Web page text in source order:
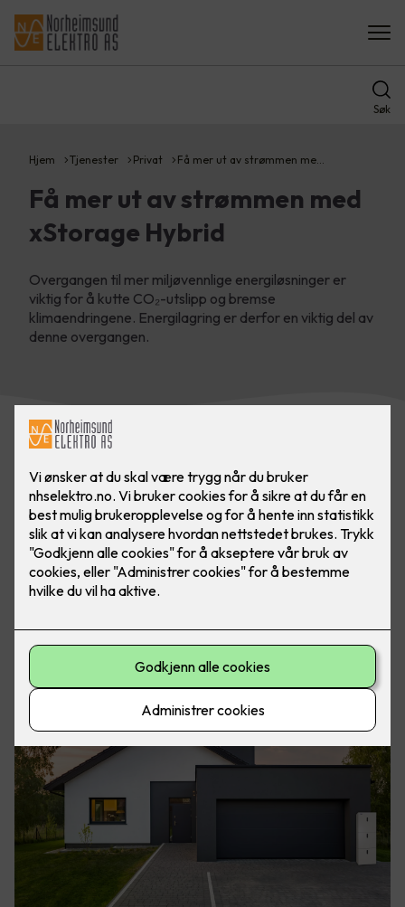
Søk
Hjem Tjenester Privat Få mer ut av strømmen me…
Få mer ut av strømmen med
xStorage Hybrid
Overgangen til mer miljøvennlige energiløsninger er
viktig for å kutte CO₂-utslipp og bremse
klimaendringene. Energilagring er derfor en viktig del av
denne overgangen.
Smart energilagring
Ikke bare blir det lettere å bruke fornybar energi, men det gir
deg også lavere strømregninger. Med lav krone og dyrtid er
det enda viktigere å prioritere hvor man legger pengene
sine.
Eaton xStorage Hybrid er laget for å ta vare på
overskuddsstrøm fra blant annet solceller og strømnettet,
trenger den mest – for eksempel når strømprisene er høye
eller det produseres lite fornybar energi.